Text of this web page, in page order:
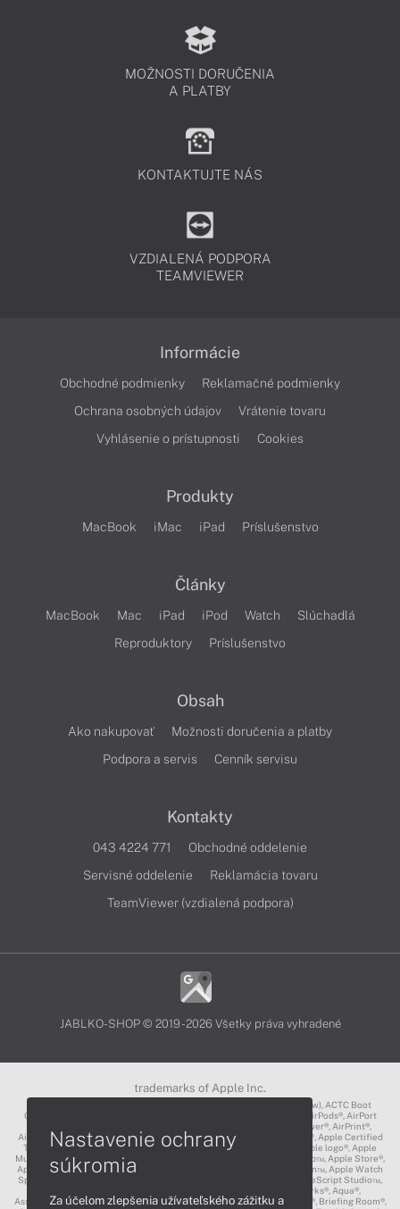
MOŽNOSTI DORUČENIA
A PLATBY
KONTAKTUJTE NÁS
VZDIALENÁ PODPORA
TEAMVIEWER
Informácie
Obchodné podmienky
Reklamačné podmienky
Ochrana osobných údajov
Vrátenie tovaru
Vyhlásenie o prístupnosti
Cookies
Produkty
MacBook iMac iPad Príslušenstvo
Články
MacBook Mac iPad iPod Watch
Slúchadlá
Reproduktory
Príslušenstvo
Obsah
Ako nakupovať
Možnosti doručenia a platby
Podpora a servis
Cenník servisu
Kontakty
043 4224 771
Obchodné oddelenie
Servisné oddelenie
Reklamácia tovaru
TeamViewer (vzdialená podpora)
JABLKO-SHOP © 2019 - 2026 Všetky práva vyhradené
trademarks of Apple Inc.
3D Touch®, .Mac℠, ACOT2℠, ACOT℠ (Apple Classrooms of Tomorrow), ACTC Boot
Camp℠, AirDrop®, AirMac®, AirPlay Logo™, AirPlay®, AirPods Pro™, AirPods®, AirPort
Express®, AirPort Extreme®, AirPort Time Capsule®, AirPort®, AirPower®, AirPrint®,
AirTunes™, Animoji®, Aperture®, App Nap®, App Store®, Apple CarPlay®, Apple Certified
Trainer℠, Apple Cinema Display®, Apple Consultants Network℠, Apple logo®, Apple
Music®, Apple News®, Apple Pay®, Apple Pencil®, Apple Remote Desktop™, Apple Store®,
Apple Studio Display™, Apple TV®, Apple Wallet™, Apple Watch Edition™, Apple Watch
Sport™, Apple Watch®, Apple®, Apple®, AppleCare®, AppleLink™, AppleScript Studio™,
AppleScript®, AppleShare®, AppleTalk®, AppleVision™, AppleWorks®, Aqua®,
AssistiveTouch®, Back to My Mac®, Bonjour logo®, Bonjour®, Boot Camp®, Briefing Room®,
Nastavenie ochrany
súkromia
Za účelom zlepšenia užívateľského zážitku a